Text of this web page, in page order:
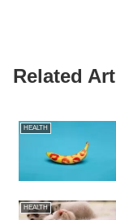
o
k
Related
HEALTH
HEALTH